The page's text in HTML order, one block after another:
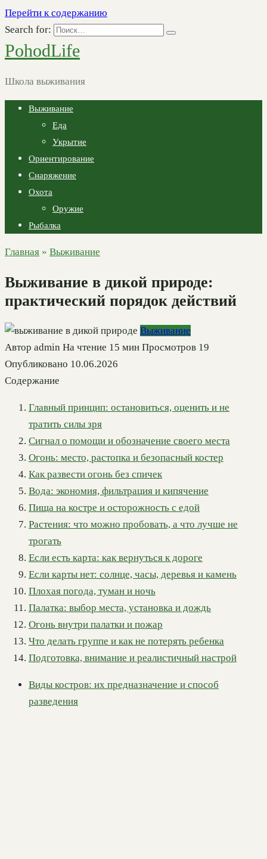
Перейти к содержанию
Search for:
PohodLife
Школа выживания
Выживание
Еда
Укрытие
Ориентирование
Снаряжение
Охота
Оружие
Рыбалка
Главная » Выживание
Выживание в дикой природе:
практический порядок действий
Выживание
Автор admin На чтение 15 мин Просмотров 19
Опубликовано 10.06.2026
Содержание
Главный принцип: остановиться, оценить и не
тратить силы зря
Сигнал о помощи и обозначение своего места
Огонь: место, растопка и безопасный костер
Как развести огонь без спичек
Вода: экономия, фильтрация и кипячение
Пища на костре и осторожность с едой
Растения: что можно пробовать, а что лучше не
трогать
Если есть карта: как вернуться к дороге
Если карты нет: солнце, часы, деревья и камень
Плохая погода, туман и ночь
Палатка: выбор места, установка и дождь
Огонь внутри палатки и пожар
Что делать группе и как не потерять ребенка
Подготовка, внимание и реалистичный настрой
Виды костров: их предназначение и способ
разведения